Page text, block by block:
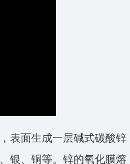
表面生成一层碱式碳酸锌
银、铜等。锌的氧化膜熔